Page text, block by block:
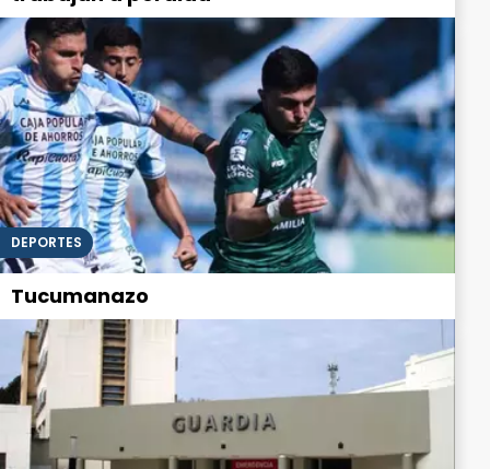
DEPORTES
Tucumanazo